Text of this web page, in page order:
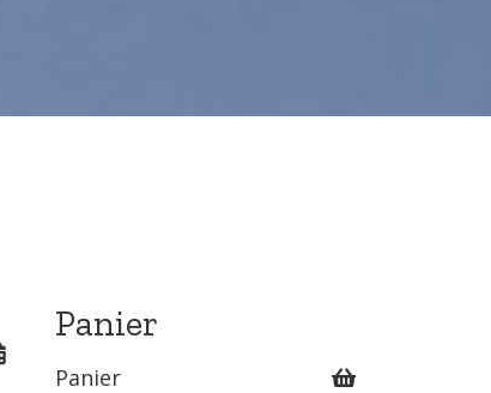
Panier
Panier